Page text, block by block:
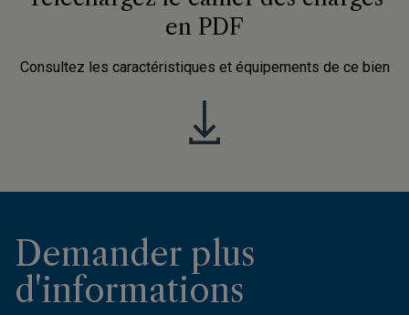
en PDF
Consultez les caractéristiques et équipements de ce bien
Demander plus
d'informations